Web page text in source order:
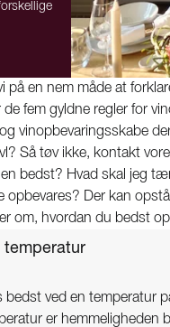
på en nem måde at
de fem gyldne regler for
vinopbevaringsskabe
Så tøv ikke, kontakt
bedst? Hvad skal jeg
opbevares? Der kan
om, hvordan du bedst
temperatur
bedst ved en temperatur
er hemmeligheden